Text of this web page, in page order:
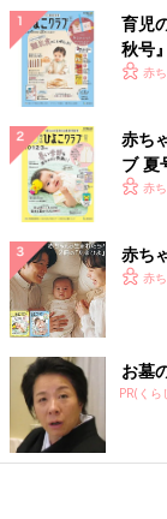
育児
秋号
いっ
赤
赤ち
ブ 夏
く！
赤
赤ち
赤
お墓
PR(くら